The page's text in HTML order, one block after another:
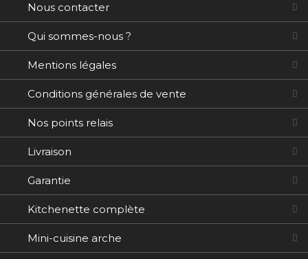
Nous contacter
Qui sommes-nous ?
Mentions légales
Conditions générales de vente
Nos points relais
Livraison
Garantie
Kitchenette complète
Mini-cuisine arche